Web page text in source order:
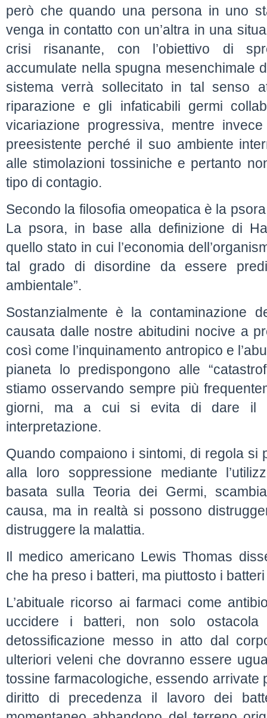
però che quando una persona in uno
venga in contatto con un’altra in una
crisi risanante, con l’obiettivo di
accumulate nella spugna mesenchimale
sistema verrà sollecitato in tal senso
riparazione e gli infaticabili germi
vicariazione progressiva, mentre
preesistente perché il suo ambiente
alle stimolazioni tossiniche e pertanto
tipo di contagio.
Secondo la filosofia omeopatica è la
La psora, in base alla definizione di
quello stato in cui l’economia
tal grado di disordine da essere
ambientale”.
Sostanzialmente è la contaminazione
causata dalle nostre abitudini nocive a
così come l’inquinamento antropico e
pianeta lo predispongono alle
stiamo osservando sempre più
giorni, ma a cui si evita di dare il
interpretazione.
Quando compaiono i sintomi, di regola si
alla loro soppressione mediante
basata sulla Teoria dei Germi,
causa, ma in realtà si possono
distruggere la malattia.
Il medico americano Lewis Thomas
che ha preso i batteri, ma piuttosto i batteri
L’abituale ricorso ai farmaci come
uccidere i batteri, non solo
detossificazione messo in atto dal
ulteriori veleni che dovranno essere
tossine farmacologiche, essendo arrivate
diritto di precedenza il lavoro dei